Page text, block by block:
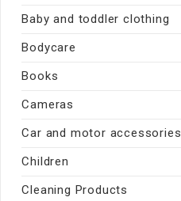
Baby and toddler clothing
Bodycare
Books
Cameras
Car and motor accessories
Children
Cleaning Products